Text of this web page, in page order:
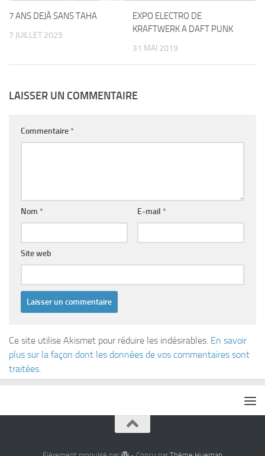
7 ANS DEJÀ SANS TAHA
7 JUILLET 2025
EXPO ELECTRO DE
KRAFTWERK A DAFT PUNK
31 MAI 2019
LAISSER UN COMMENTAIRE
Commentaire*
Nom * E-mail *
Site web
Ce site utilise Akismet pour réduire les indésirables. En savoir
plus sur la façon dont les données de vos commentaires sont
traitées.